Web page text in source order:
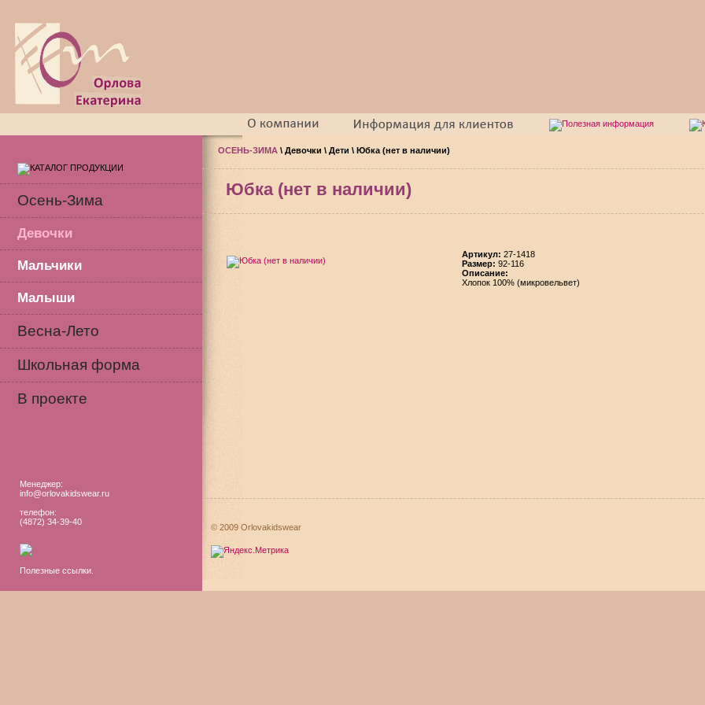
Осень-Зима
Девочки
Мальчики
Малыши
Весна-Лето
Школьная форма
В проекте
Менеджер:
info@orlovakidswear.ru
телефон:
(4872) 34-39-40
Полезные ссылки.
ОСЕНЬ-ЗИМА \ Девочки \ Дети \ Юбка (нет в наличии)
Юбка (нет в наличии)
Aртикул: 27-1418
Размер: 92-116
Описание:
Хлопок 100% (микровельвет)
© 2009 Orlovakidswear